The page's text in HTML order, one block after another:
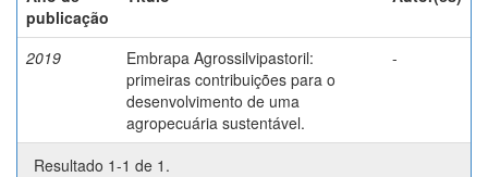
publicação
2019
Embrapa Agrossilvipastoril:
primeiras contribuições para o
desenvolvimento de uma
agropecuária sustentável.
-
Resultado 1-1 de 1.